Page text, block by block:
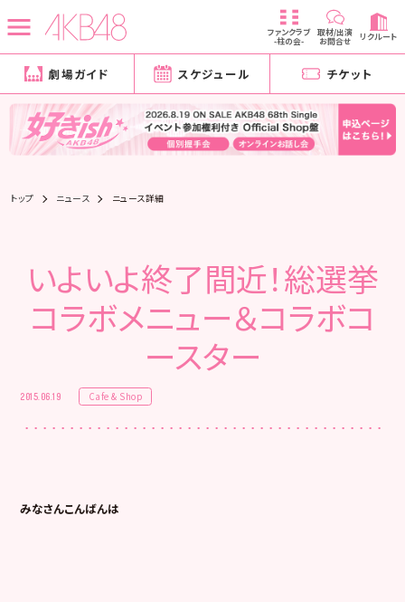
ファンクラブ
-柱の会-
取材/出演
お問合せ リクルート
劇場ガイド スケジュール チケット
トップ ニュース ニュース詳細
いよいよ終了間近！総選挙
コラボメニュー＆コラボコ
ースター
2015.06.19 Cafe & Shop
みなさんこんばんは